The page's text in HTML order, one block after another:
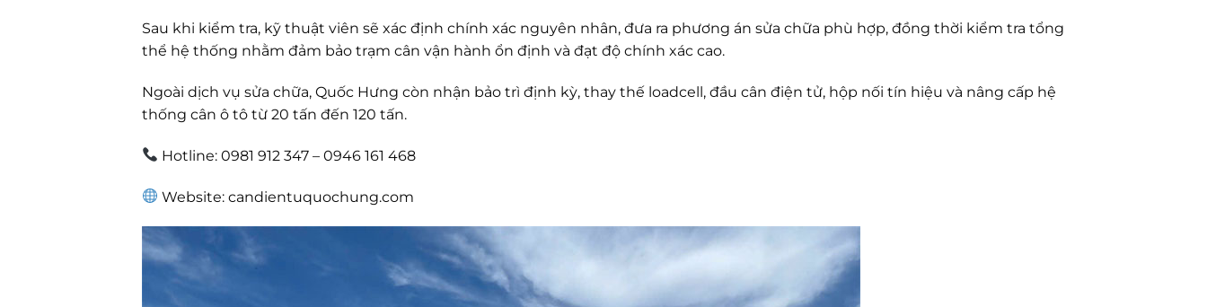
Sau khi kiểm tra, kỹ thuật viên sẽ xác định chính xác nguyên nhân, đưa ra phương án sửa chữa phù hợp, đồng thời kiểm tra tổng
thể hệ thống nhằm đảm bảo trạm cân vận hành ổn định và đạt độ chính xác cao.
Ngoài dịch vụ sửa chữa, Quốc Hưng còn nhận bảo trì định kỳ, thay thế loadcell, đầu cân điện tử, hộp nối tín hiệu và nâng cấp hệ
thống cân ô tô từ 20 tấn đến 120 tấn.
Hotline: 0981 912 347 – 0946 161 468
Website: candientuquochung.com